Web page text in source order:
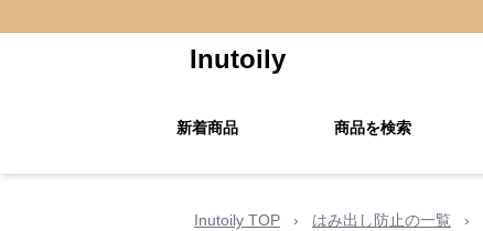
Inutoily
新着商品 商品を検索
Inutoily TOP › はみ出し防止の一覧 ›